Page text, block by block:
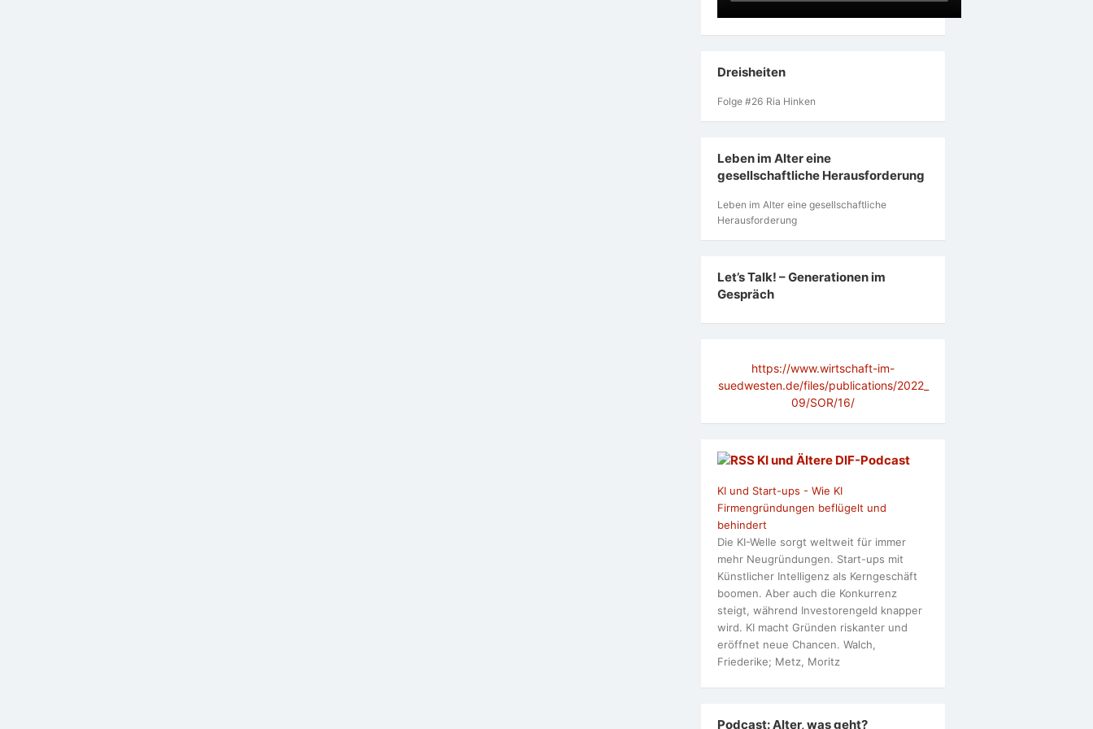
Dreisheiten
Folge #26 Ria Hinken
Leben im Alter eine
gesellschaftliche Herausforderung
Leben im Alter eine gesellschaftliche
Herausforderung
Let’s Talk! – Generationen im
Gespräch
https://www.wirtschaft-im-
suedwesten.de/files/publications/2022_
09/SOR/16/
KI und Ältere DlF-Podcast
KI und Start-ups - Wie KI
Firmengründungen beflügelt und
behindert
Die KI-Welle sorgt weltweit für immer
mehr Neugründungen. Start-ups mit
Künstlicher Intelligenz als Kerngeschäft
boomen. Aber auch die Konkurrenz
steigt, während Investorengeld knapper
wird. KI macht Gründen riskanter und
eröffnet neue Chancen. Walch,
Friederike; Metz, Moritz
Podcast: Alter, was geht?